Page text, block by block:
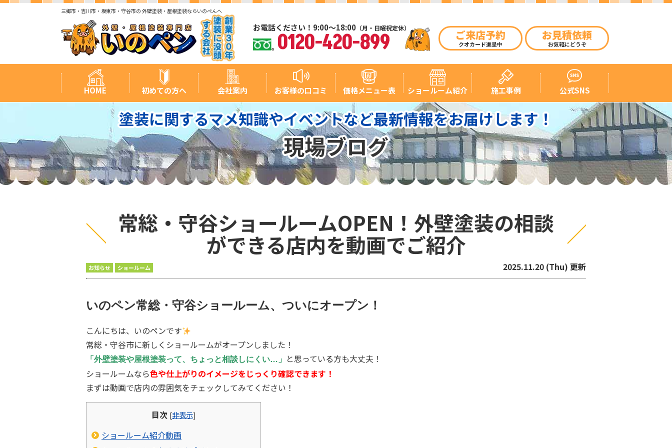
三郷市・吉川市・坂東市・守谷市の 外壁塗装・屋根塗装ならいのぺんへ
お電話ください！9:00～18:00 （月・日曜祝定休）
0120-420-899 ご来店予約
クオカード進呈中
お見積依頼
お気軽にどうぞ
HOME 初めての方へ 会社案内 お客様の口コミ 価格メニュー表 ショールーム紹介 施工事例 公式SNS
塗装に関するマメ知識やイベントなど最新情報をお届けします！
現場ブログ
常総・守谷ショールームOPEN！外壁塗装の相談
ができる店内を動画でご紹介
お知らせ ショールーム 2025.11.20 (Thu) 更新
いのペン常総・守谷ショールーム、ついにオープン！
こんにちは、いのペンです
常総・守谷市に新しくショールームがオープンしました！
「外壁塗装や屋根塗装って、ちょっと相談しにくい…」
と思っている方も大丈夫！
ショールームなら色や仕上がりのイメージをじっくり確認できます！
まずは動画で店内の雰囲気をチェックしてみてください！
目次 [非表示]
ショールーム紹介動画